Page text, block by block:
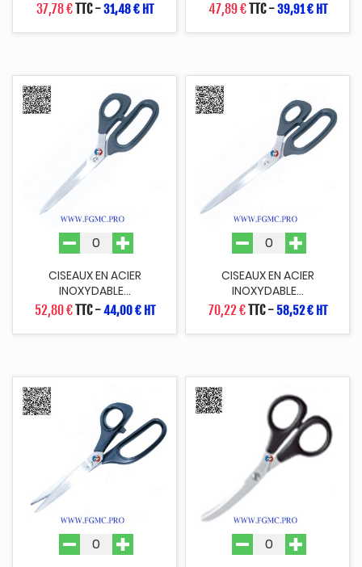
37,78 €TTC-31,48 € HT
47,89 €TTC-39,91 € HT
CISEAUX EN ACIER
INOXYDABLE...
52,80 €TTC-44,00 € HT
CISEAUX EN ACIER
INOXYDABLE...
70,22 €TTC- 58,52 € HT